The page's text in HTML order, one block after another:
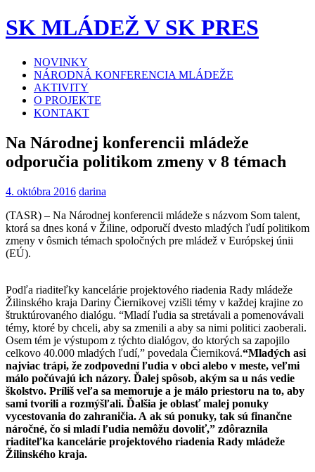
SK MLÁDEŽ V SK PRES
NOVINKY
NÁRODNÁ KONFERENCIA MLÁDEŽE
AKTIVITY
O PROJEKTE
KONTAKT
Na Národnej konferencii mládeže
odporučia politikom zmeny v 8 témach
4. októbra 2016 darina
(TASR) – Na Národnej konferencii mládeže s názvom Som talent,
ktorá sa dnes koná v Žiline, odporučí dvesto mladých ľudí politikom
zmeny v ôsmich témach spoločných pre mládež v Európskej únii
(EÚ).
Podľa riaditeľky kancelárie projektového riadenia Rady mládeže
Žilinského kraja Dariny Čiernikovej vzišli témy v každej krajine zo
štruktúrovaného dialógu. “Mladí ľudia sa stretávali a pomenovávali
témy, ktoré by chceli, aby sa zmenili a aby sa nimi politici zaoberali.
Osem tém je výstupom z týchto dialógov, do ktorých sa zapojilo
celkovo 40.000 mladých ľudí,” povedala Čierniková.“Mladých asi
najviac trápi, že zodpovední ľudia v obci alebo v meste, veľmi
málo počúvajú ich názory. Ďalej spôsob, akým sa u nás vedie
školstvo. Príliš veľa sa memoruje a je málo priestoru na to, aby
sami tvorili a rozmýšľali. Ďalšia je oblasť malej ponuky
vycestovania do zahraničia. A ak sú ponuky, tak sú finančne
náročné, čo si mladí ľudia nemôžu dovoliť,” zdôraznila
riaditeľka kancelárie projektového riadenia Rady mládeže
Žilinského kraja.